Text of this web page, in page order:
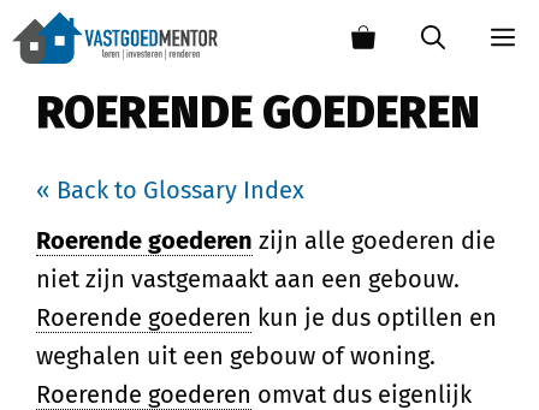
ROERENDE GOEDEREN
« Back to Glossary Index
Roerende goederen zijn alle goederen die
niet zijn vastgemaakt aan een gebouw.
Roerende goederen kun je dus optillen en
weghalen uit een gebouw of woning.
Roerende goederen omvat dus eigenlijk